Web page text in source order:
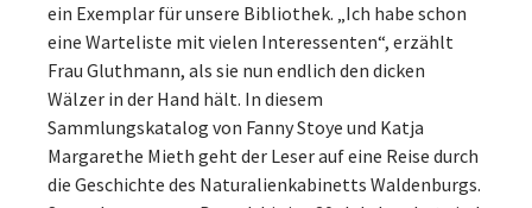
ein Exemplar für unsere Bibliothek. „Ich habe schon
eine Warteliste mit vielen Interessenten“, erzählt
Frau Gluthmann, als sie nun endlich den dicken
Wälzer in der Hand hält. In diesem
Sammlungskatalog von Fanny Stoye und Katja
Margarethe Mieth geht der Leser auf eine Reise durch
die Geschichte des Naturalienkabinetts Waldenburgs.